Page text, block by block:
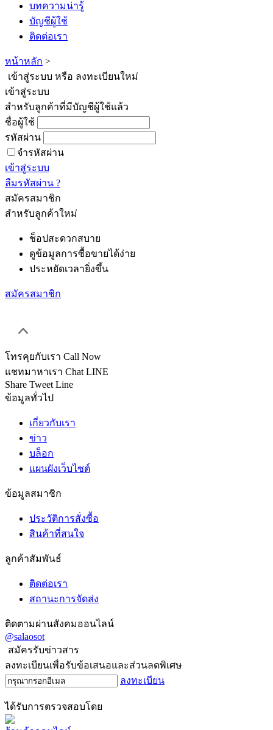
บทความน่ารู้
บัญชีผู้ใช้
ติดต่อเรา
หน้าหลัก >
เข้าสู่ระบบ หรือ ลงทะเบียนใหม่
เข้าสู่ระบบ
สำหรับลูกค้าที่มีบัญชีผู้ใช้แล้ว
ชื่อผู้ใช้
รหัสผ่าน
จำรหัสผ่าน
เข้าสู่ระบบ
ลืมรหัสผ่าน ?
สมัครสมาชิก
สำหรับลูกค้าใหม่
ช็อปสะดวกสบาย
ดูข้อมูลการซื้อขายได้ง่าย
ประหยัดเวลายิ่งขึ้น
สมัครสมาชิก
โทรคุยกับเรา Call Now
แชทมาหาเรา Chat LINE
Share Tweet Line
ข้อมูลทั่วไป
เกี่ยวกับเรา
ข่าว
บล็อก
แผนผังเว็บไซต์
ข้อมูลสมาชิก
ประวัติการสั่งซื้อ
สินค้าที่สนใจ
ลูกค้าสัมพันธ์
ติดต่อเรา
สถานะการจัดส่ง
ติดตามผ่านสังคมออนไลน์
@salaosot
สมัครรับข่าวสาร
ลงทะเบียนเพื่อรับข้อเสนอและส่วนลดพิเศษ
ลงทะเบียน
ได้รับการตรวจสอบโดย